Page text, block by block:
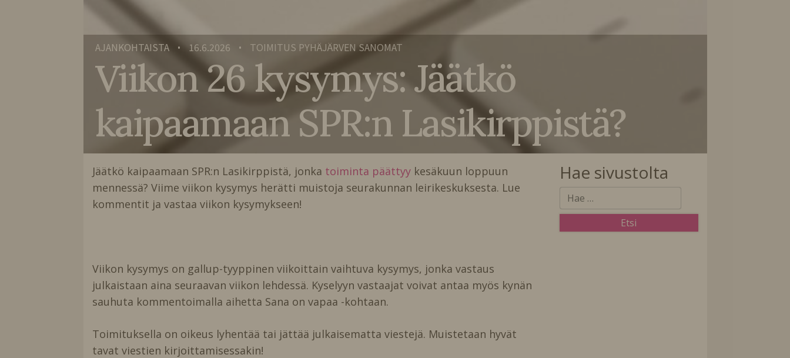
AJANKOHTAISTA • 16.6.2026 • TOIMITUS PYHÄJÄRVEN SANOMAT
Viikon 26 kysymys: Jäätkö
kaipaamaan SPR:n Lasikirppistä?
Jäätkö kaipaamaan SPR:n Lasikirppistä, jonka toiminta päättyykesäkuun loppuun
mennessä? Viime viikon kysymys herätti muistoja seurakunnan leirikeskuksesta. Lue
kommentit ja vastaa viikon kysymykseen!
Viikon kysymys on gallup-tyyppinen viikoittain vaihtuva kysymys, jonka vastaus
julkaistaan aina seuraavan viikon lehdessä. Kyselyyn vastaajat voivat antaa myös kynän
sauhuta kommentoimalla aihetta Sana on vapaa -kohtaan.
Toimituksella on oikeus lyhentää tai jättää julkaisematta viestejä. Muistetaan hyvät
tavat viestien kirjoittamisessakin!
Hae sivustolta